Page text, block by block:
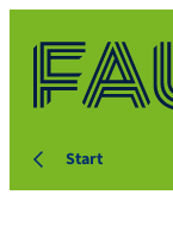
Start